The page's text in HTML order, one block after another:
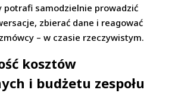
potrafi samodzielnie prowadzić
zbierać dane i reagować
– w czasie rzeczywistym.
kosztów
i budżetu zespołu